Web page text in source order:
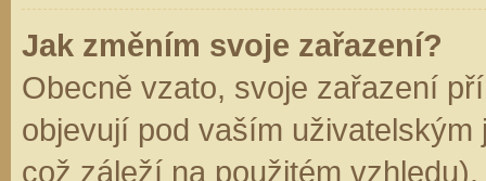
Jak změním svoje zařazení?
Obecně vzato, svoje zařazení
objevují pod vaším
což záleží na použitém